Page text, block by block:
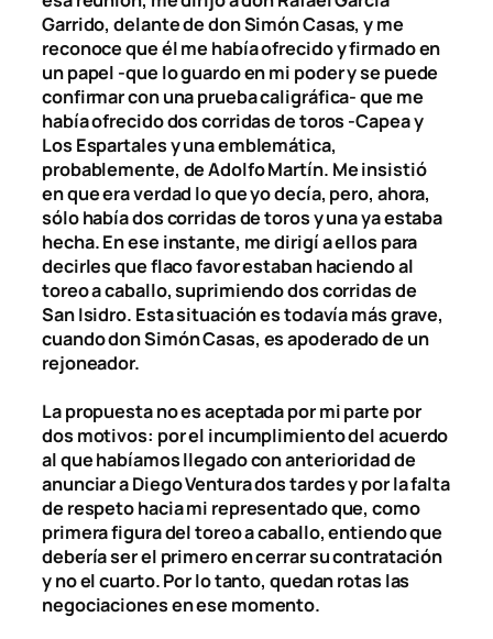
Garrido, delante de don Simón Casas, y me
reconoce que él me había ofrecido y firmado en
un papel -que lo guardo en mi poder y se puede
confirmar con una prueba caligráfica- que me
había ofrecido dos corridas de toros -Capea y
Los Espartales y una emblemática,
probablemente, de Adolfo Martín. Me insistió
en que era verdad lo que yo decía, pero, ahora,
sólo había dos corridas de toros y una ya estaba
hecha. En ese instante, me dirigí a ellos para
decirles que flaco favor estaban haciendo al
toreo a caballo, suprimiendo dos corridas de
San Isidro. Esta situación es todavía más grave,
cuando don Simón Casas, es apoderado de un
rejoneador.
La propuesta no es aceptada por mi parte por
dos motivos: por el incumplimiento del acuerdo
al que habíamos llegado con anterioridad de
anunciar a Diego Ventura dos tardes y por la falta
de respeto hacia mi representado que, como
primera figura del toreo a caballo, entiendo que
debería ser el primero en cerrar su contratación
y no el cuarto. Por lo tanto, quedan rotas las
negociaciones en ese momento.